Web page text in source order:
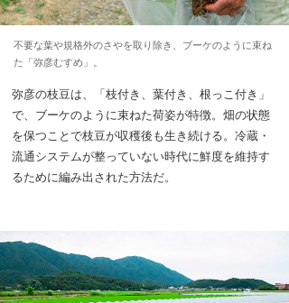
不要な葉や規格外のさやを取り除き、ブーケのように束ね
た「弥彦むすめ」。
弥彦の枝豆は、「枝付き、葉付き、根っこ付き」
で、ブーケのように束ねた荷姿が特徴。畑の状態
を保つことで枝豆が収穫後も生き続ける。冷蔵・
流通システムが整っていない時代に鮮度を維持す
るために編み出された方法だ。